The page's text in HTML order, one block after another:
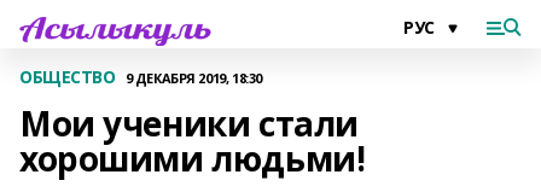
ОБЩЕСТВО 9 ДЕКАБРЯ 2019, 18:30
Мои ученики стали
хорошими людьми!